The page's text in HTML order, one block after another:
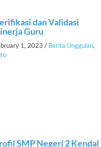
dan Validasi
Guru
1, 2023 / Berita Unggulan,
SMP Negeri 2 Kendal